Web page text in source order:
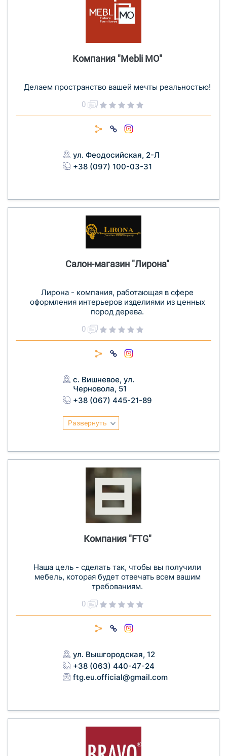
Компания "Mebli MO"
Делаем пространство вашей мечты реальностью!
0
ул. Феодосийская, 2-Л
+38 (097) 100-03-31
Салон-магазин "Лирона"
Лирона - компания, работающая в сфере
оформления интерьеров изделиями из ценных
пород дерева.
0
с. Вишневое, ул.
Черновола, 51
+38 (067) 445-21-89
Развернуть
Компания "FTG"
Наша цель - сделать так, чтобы вы получили
мебель, которая будет отвечать всем вашим
требованиям.
0
ул. Вышгородская, 12
+38 (063) 440-47-24
ftg.eu.official@gmail.com